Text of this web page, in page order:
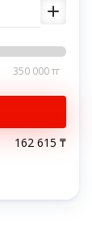
350 000 тг
162 615 ₸